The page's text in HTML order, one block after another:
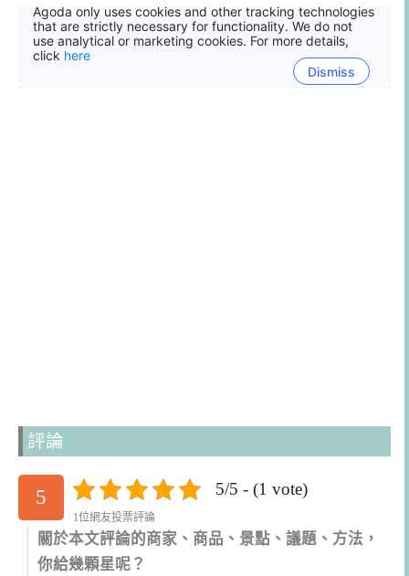
評論
5 5/5 - (1 vote)
1位網友投票評論
關於本文評論的商家、商品、景點、議題、方法，
你給幾顆星呢？